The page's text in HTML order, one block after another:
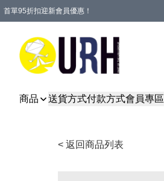
首單95折扣迎新會員優惠！
商品 送貨方式付款方式會員專區
< 返回商品列表